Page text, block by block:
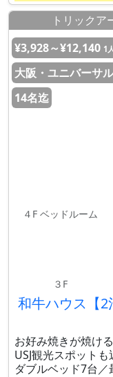
トリック
¥3,928～¥12,140 1
大阪・ユニバーサ
14名迄
４F ベッドルーム
３F
和牛ハウス【2
お好み焼きが焼け
USJ観光スポットも
ダブルベッド7台／